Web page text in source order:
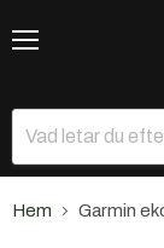
Hem Garmin